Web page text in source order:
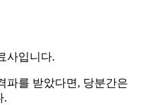
사입니다.
파를 받았다면, 당분간은
.